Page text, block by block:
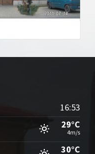
16:53
29°C
4m/s
30°C